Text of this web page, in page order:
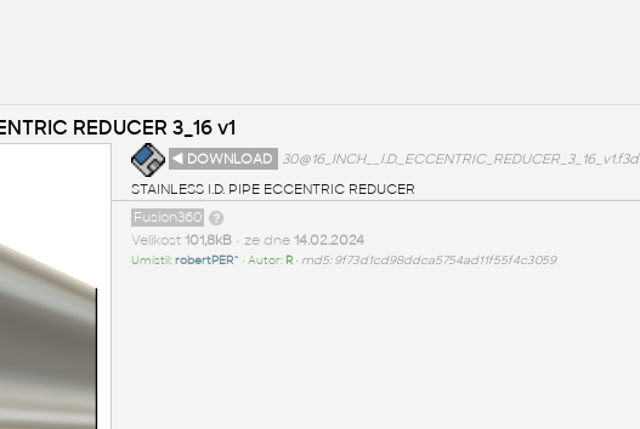
REDUCER 3_16 v1
◄ DOWNLOAD
30@16_INCH__I.D._ECCENTRIC_REDUCER_3_16_v1.f3d
STAINLESS I.D. PIPE ECCENTRIC REDUCER
Fusion360
Velikost 101,8kB• ze dne 14.02.2024
Umístil:robertPER^ • Autor: R• md5: 9f73d1cd98ddca5754ad11f55f4c3059